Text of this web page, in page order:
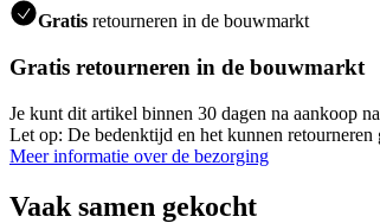
Gratis retourneren in de bouwmarkt
Gratis retourneren in de bouwmarkt
Je kunt dit artikel binnen 30 dagen na aankoop
Let op: De bedenktijd en het kunnen
Meer informatie over de bezorging
Vaak samen gekocht